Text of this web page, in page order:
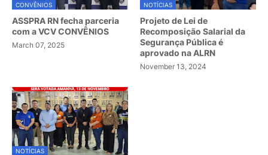
CONVÊNIOS
ASSPRA RN fecha parceria
com a VCV CONVÊNIOS
March 07, 2025
NOTÍCIAS
Projeto de Lei de
Recomposição Salarial da
Segurança Pública é
aprovado na ALRN
November 13, 2024
NOTÍCIAS